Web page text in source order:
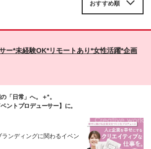
ー*未経験OK*リモートあり*女性活躍*企画
「日常」へ。＋*。
ントプロデューサー】に。
ランディングに関わるイベン